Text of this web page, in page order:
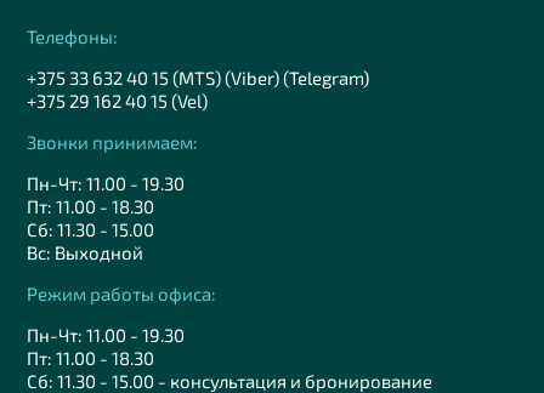
Телефоны:
+375 33 632 40 15 (MTS) (Viber) (Telegram)
+375 29 162 40 15 (Vel)
Звонки принимаем:
Пн-Чт: 11.00 - 19.30
Пт: 11.00 - 18.30
Сб: 11.30 - 15.00
Вс: Выходной
Режим работы офиса:
Пн-Чт: 11.00 - 19.30
Пт: 11.00 - 18.30
Сб: 11.30 - 15.00 - консультация и бронирование